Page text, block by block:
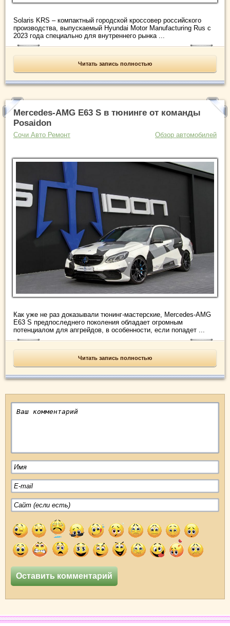
Solaris KRS – компактный городской кроссовер российского
производства, выпускаемый Hyundai Motor Manufacturing Rus с
2023 года специально для внутреннего рынка ...
Читать запись полностью
Mercedes-AMG E63 S в тюнинге от команды
Posaidon
Сочи Авто Ремонт Обзор автомобилей
Как уже не раз доказывали тюнинг-мастерские, Mercedes-AMG
E63 S предпоследнего поколения обладает огромным
потенциалом для апгрейдов, в особенности, если попадет ...
Читать запись полностью